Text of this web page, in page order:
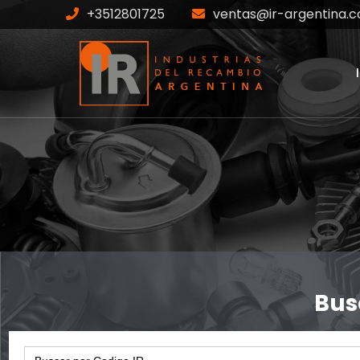
+3512801725 ventas@ir-
IR-8043-S
Home Productos IR-8043-S
Search